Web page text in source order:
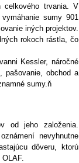
celkového trvania. V
sumy 901
iných projektov.
rokoch rástla, čo
Kessler, náročné
pašovanie, obchod a
sumy.ň
od jeho založenia.
nevyhnutne
dôveru, ktorú